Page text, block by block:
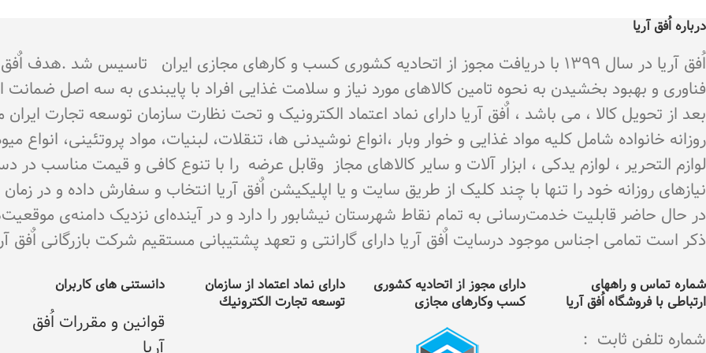
درباره اُفق آریا
اُفق آریا در سال 1399 با دریافت مجوز از اتحادیه کشوری کسب و کارهای مجازی ایران تاسیس
فناوری و بهبود بخشیدن به نحوه تامین کالاهای مورد نیاز و سلامت غذایی افراد با پایبندی به سه اصل
بعد از تحویل کالا ، می باشد ، اٌفق آریا دارای نماد اعتماد الکترونیک و تحت نظارت سازمان توسعه تجارت
روزانه خانواده شامل کلیه مواد غذایی و خوار وبار ،انواع نوشیدنی ها، تنقلات، لبنیات، مواد پروتئینی،
لوازم التحریر ، لوازم یدکی ، ابزار آلات و سایر کالاهای مجاز وقابل عرضه را با تنوع کافی و قیمت مناسب
نیازهای روزانه خود را تنها با چند کلیک از طریق سایت و یا اپلیکیشن اٌفق آریا انتخاب و سفارش داده و در
در حال حاضر قابلیت خدمت‌رسانی به تمام نقاط شهرستان نیشابور را دارد و در آینده‌ای نزدیک دامنه‌ی
ذکر است تمامی اجناس موجود درسایت اٌفق آریا دارای گارانتی و تعهد پشتیبانی مستقیم شرکت بازرگانی اٌفق آریا می
شماره تماس و راههای
ارتباطی با فروشگاه اُفق آریا
شماره تلفن ثابت :
دارای مجوز از اتحادیه کشوری
کسب وکارهای مجازی
دارای نماد اعتماد از سازمان
توسعه تجارت الکترونيك
دانستنی های کاربران
قوانین و مقررات اُفق